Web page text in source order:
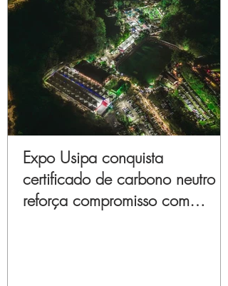
Expo Usipa conquista
certificado de carbono neutro e
reforça compromisso com